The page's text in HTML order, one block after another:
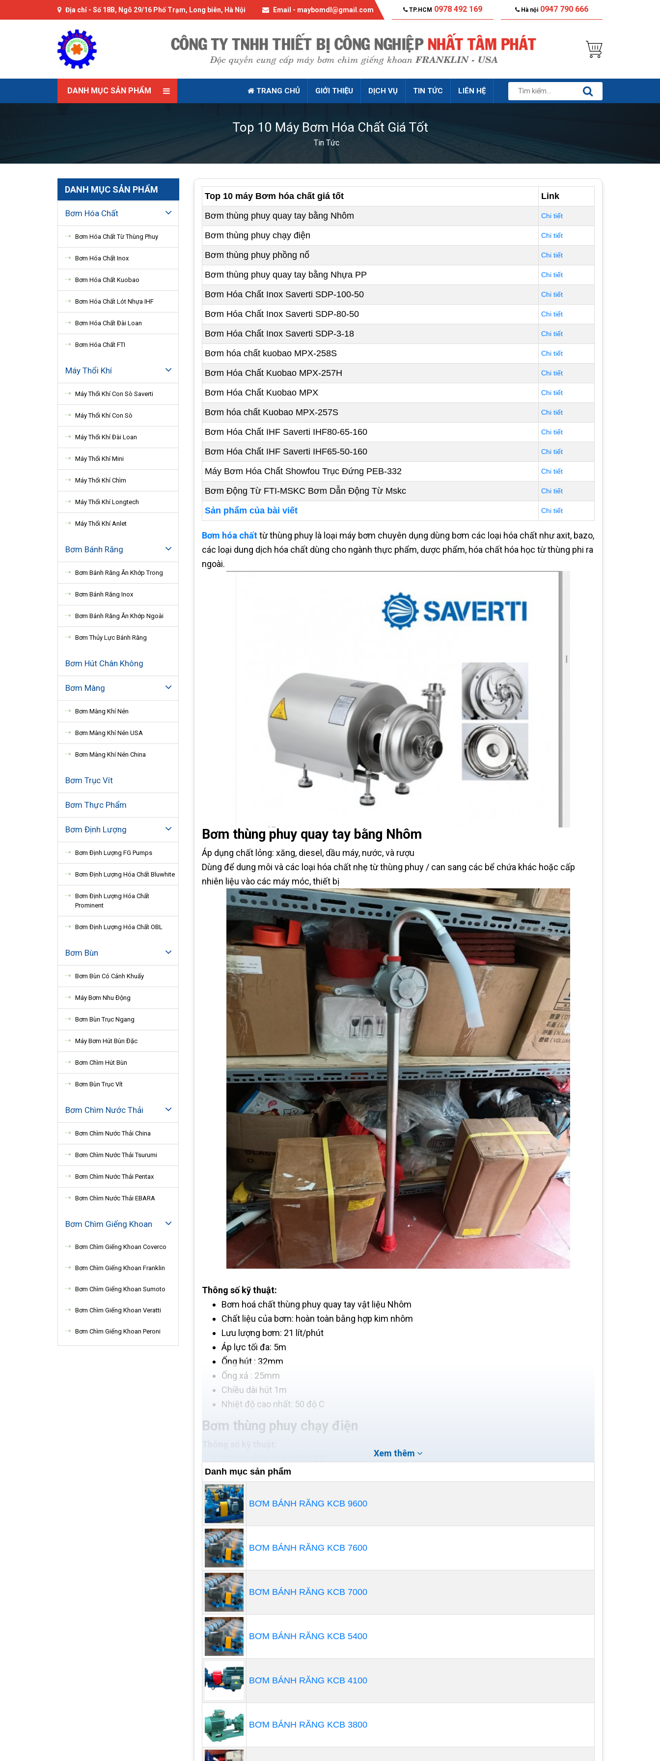
Địa chỉ - Số 18B, Ngõ 29/16 Phố Trạm, Long biên, Hà Nội Email - maybomdl@gmail.com TP.HCM 0978 492 169 Hà nội 0947 790 666
DANH MỤC SẢN PHẨM TRANG CHỦ GIỚI THIỆU DỊCH VỤ TIN TỨC LIÊN HỆ
Top 10 Máy Bơm Hóa Chất Giá Tốt
Tin Tức
DANH MỤC SẢN PHẨM
Bơm Hóa Chất
Bơm Hóa Chất Từ Thùng Phuy
Bơm Hóa Chất Inox
Bơm Hóa Chất Kuobao
Bơm Hóa Chất Lót Nhựa IHF
Bơm Hóa Chất Đài Loan
Bơm Hóa Chất FTI
Máy Thổi Khí
Máy Thổi Khí Con Sò Saverti
Máy Thổi Khí Con Sò
Máy Thổi Khí Đài Loan
Máy Thổi Khí Mini
Máy Thổi Khí Chìm
Máy Thổi Khí Longtech
Máy Thổi Khí Anlet
Bơm Bánh Răng
Bơm Bánh Răng Ăn Khớp Trong
Bơm Bánh Răng Inox
Bơm Bánh Răng Ăn Khớp Ngoài
Bơm Thủy Lực Bánh Răng
Bơm Hút Chân Không
Bơm Màng
Bơm Màng Khí Nén
Bơm Màng Khí Nén USA
Bơm Màng Khí Nén China
Bơm Trục Vít
Bơm Thực Phẩm
Bơm Định Lượng
Bơm Định Lượng FG Pumps
Bơm Định Lượng Hóa Chất Bluwhite
Bơm Định Lượng Hóa Chất
Prominent
Bơm Định Lượng Hóa Chất OBL
Bơm Bùn
Bơm Bùn Có Cánh Khuấy
Máy Bơm Nhu Động
Bơm Bùn Trục Ngang
Máy Bơm Hút Bùn Đặc
Bơm Chìm Hút Bùn
Bơm Bùn Trục Vít
Bơm Chìm Nước Thải
Bơm Chìm Nước Thải China
Bơm Chìm Nước Thải Tsurumi
Bơm Chìm Nước Thải Pentax
Bơm Chìm Nước Thải EBARA
Bơm Chìm Giếng Khoan
Bơm Chìm Giếng Khoan Coverco
Bơm Chìm Giếng Khoan Franklin
Bơm Chìm Giếng Khoan Sumoto
Bơm Chìm Giếng Khoan Veratti
Bơm Chìm Giếng Khoan Peroni
Top 10 máy Bơm hóa chất giá tốt
Link
Bơm thùng phuy quay tay bằng Nhôm
Chi tiết
Bơm thùng phuy chạy điện Chi tiết
Bơm thùng phuy phồng nổ Chi tiết
Bơm thùng phuy quay tay bằng Nhựa PP Chi tiết
Bơm Hóa Chất Inox Saverti SDP-100-50 Chi tiết
Bơm Hóa Chất Inox Saverti SDP-80-50 Chi tiết
Bơm Hóa Chất Inox Saverti SDP-3-18 Chi tiết
Bơm hóa chất kuobao MPX-258S Chi tiết
Bơm Hóa Chất Kuobao MPX-257H Chi tiết
Bơm Hóa Chất Kuobao MPX Chi tiết
Bơm hóa chất Kuobao MPX-257S Chi tiết
Bơm Hóa Chất IHF Saverti IHF80-65-160 Chi tiết
Bơm Hóa Chất IHF Saverti IHF65-50-160 Chi tiết
Máy Bơm Hóa Chất Showfou Trục Đứng PEB-332 Chi tiết
Bơm Động Từ FTI-MSKC Bơm Dẫn Động Từ Mskc Chi tiết
Sản phẩm của bài viết Chi tiết
Bơm hóa chất từ thùng phuy là loại máy bơm chuyên dụng dùng bơm các loại hóa chất như axit, bazo,
các loại dung dịch hóa chất dùng cho ngành thực phẩm, dược phẩm, hóa chất hóa học từ thùng phi ra
ngoài.
Bơm thùng phuy quay tay bằng Nhôm
Áp dụng chất lỏng: xăng, diesel, dầu máy, nước, và rượu
Dùng để dung môi và các loại hóa chất nhẹ từ thùng phuy / can sang các bể chứa khác hoặc cấp
nhiên liệu vào các máy móc, thiết bị
Thông số kỹ thuật:
Bơm hoá chất thùng phuy quay tay vật liệu Nhôm
Chất liệu của bơm: hoàn toàn bằng hợp kim nhôm
Lưu lượng bơm: 21 lít/phút
Áp lực tối đa: 5m
Ống hút : 32mm
Ống xả : 25mm
Chiều dài hút 1m
Nhiệt độ cao nhất: 50 độ C
Bơm thùng phuy chạy điện
Chất liệu ống bơm: nhựa PP, PVDF, PTFE, Inox , 304
Chất liệu Coil : 100% Copper
Motor: động cơ điện 1 pha hoặc khí nén
Chất liệu phích cắm: Nhựa (POM)
Chiều dài dây điện: 1,5 m
Đẩy: 10m
Xem thêm
Danh mục sản phẩm
BƠM BÁNH RĂNG KCB 9600
BƠM BÁNH RĂNG KCB 7600
BƠM BÁNH RĂNG KCB 7000
BƠM BÁNH RĂNG KCB 5400
BƠM BÁNH RĂNG KCB 4100
BƠM BÁNH RĂNG KCB 3800